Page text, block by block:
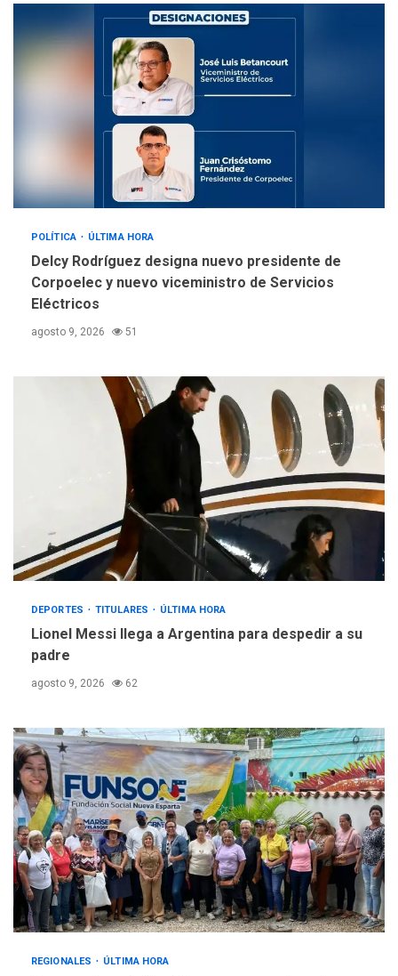
4
llevar a problemas
sanitarios y asumirse como
problema de orden público
REGIONALES
Alcaldía de Mariño climatiza
Núcleo del Sistema de
Orquestas Porlamar
POLÍTICA ÚLTIMA HORA
Delcy Rodríguez designa nuevo presidente de
Corpoelec y nuevo viceministro de Servicios
Eléctricos
agosto 9, 2026 51
DEPORTES TITULARES ÚLTIMA HORA
Lionel Messi llega a Argentina para despedir a su
padre
agosto 9, 2026 62
REGIONALES ÚLTIMA HORA